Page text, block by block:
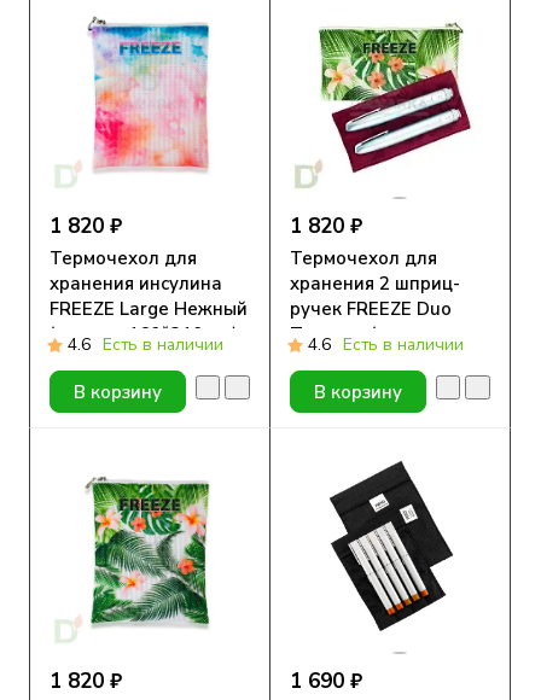
1 820 ₽
Термочехол для
хранения инсулина
FREEZE Large Нежный
( размер 160*210 мм)
4.6 Есть в наличии
В корзину
1 820 ₽
Термочехол для
хранения 2 шприц-
ручек FREEZE Duo
Тропики ( размер
105*190 мм)
4.6 Есть в наличии
В корзину
1 820 ₽ 1 690 ₽